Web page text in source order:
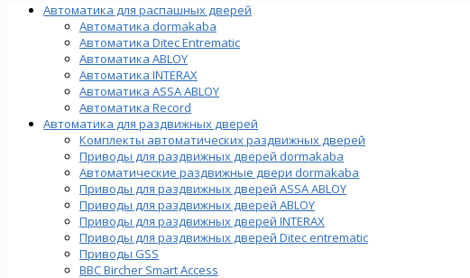
Автоматика для распашных дверей
Автоматика dormakaba
Автоматика Ditec Entrematic
Автоматика ABLOY
Автоматика INTERAX
Автоматика ASSA ABLOY
Автоматика Record
Автоматика для раздвижных дверей
Комплекты автоматических раздвижных дверей
Приводы для раздвижных дверей dormakaba
Автоматические раздвижные двери dormakaba
Приводы для раздвижных дверей ASSA ABLOY
Приводы для раздвижных дверей ABLOY
Приводы для раздвижных дверей INTERAX
Приводы для раздвижных дверей Ditec entrematic
Приводы GSS
BBC Bircher Smart Access